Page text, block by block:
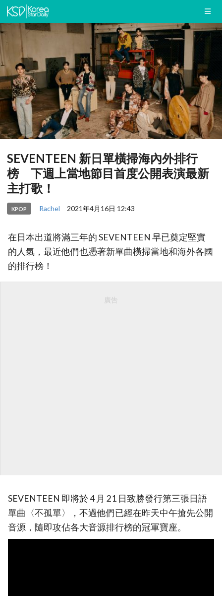
SEVENTEEN 新日單橫掃海內外排行
榜 下週上當地節目首度公開表演最新
主打歌！
KPOP Rachel 2021年4月16日 12:43
在日本出道將滿三年的 SEVENTEEN 早已奠定堅實
的人氣，最近他們也憑著新單曲橫掃當地和海外各國
的排行榜！
廣告
SEVENTEEN 即將於 4 月 21 日致勝發行第三張日語
單曲〈不孤單〉，不過他們已經在昨天中午搶先公開
音源，隨即攻佔各大音源排行榜的冠軍寶座。